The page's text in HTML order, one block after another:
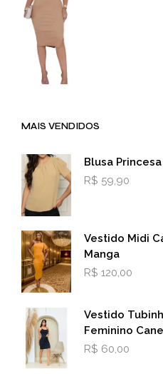
MAIS VENDIDOS
Blusa
R$ 59,90
Vestido Midi
Manga
R$ 120,00
Vestido
Feminino
R$ 60,00